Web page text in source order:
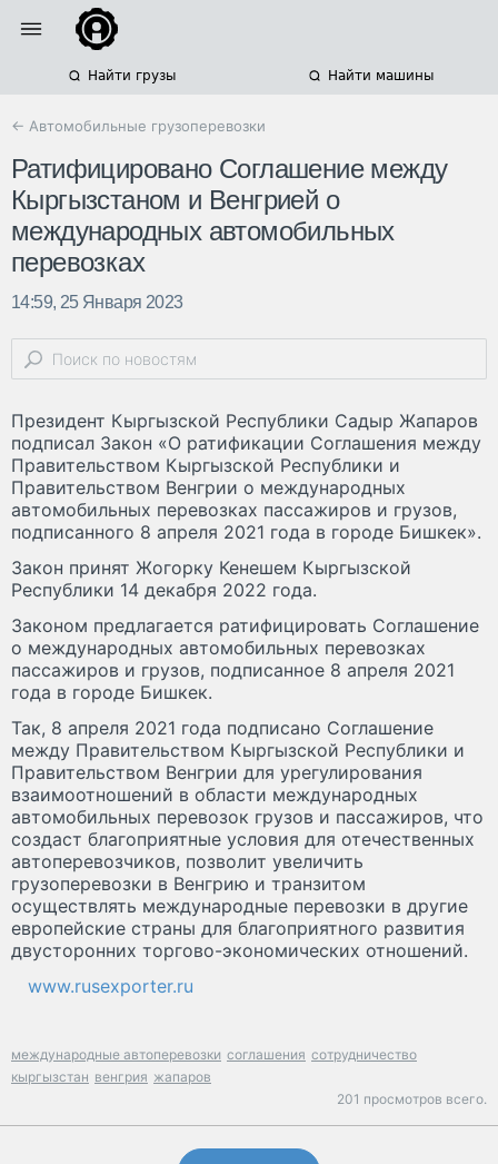
Найти грузы Найти машины
← Автомобильные грузоперевозки
Ратифицировано Соглашение между
Кыргызстаном и Венгрией о
международных автомобильных
перевозках
14:59, 25 Января 2023
Президент Кыргызской Республики Садыр Жапаров
подписал Закон «О ратификации Соглашения между
Правительством Кыргызской Республики и
Правительством Венгрии о международных
автомобильных перевозках пассажиров и грузов,
подписанного 8 апреля 2021 года в городе Бишкек».
Закон принят Жогорку Кенешем Кыргызской
Республики 14 декабря 2022 года.
Законом предлагается ратифицировать Соглашение
о международных автомобильных перевозках
пассажиров и грузов, подписанное 8 апреля 2021
года в городе Бишкек.
Так, 8 апреля 2021 года подписано Соглашение
между Правительством Кыргызской Республики и
Правительством Венгрии для урегулирования
взаимоотношений в области международных
автомобильных перевозок грузов и пассажиров, что
создаст благоприятные условия для отечественных
автоперевозчиков, позволит увеличить
грузоперевозки в Венгрию и транзитом
осуществлять международные перевозки в другие
европейские страны для благоприятного развития
двусторонних торгово-экономических отношений.
www.rusexporter.ru
международные автоперевозки соглашения сотрудничество
кыргызстан венгрия жапаров
201 просмотров всего.